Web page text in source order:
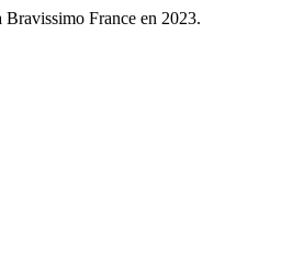
France en 2023.